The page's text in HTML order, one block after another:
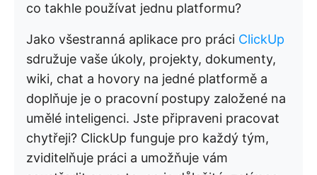
co takhle používat jednu platformu?
Jako všestranná aplikace pro práci ClickUp
sdružuje vaše úkoly, projekty, dokumenty,
wiki, chat a hovory na jedné platformě a
doplňuje je o pracovní postupy založené na
umělé inteligenci. Jste připraveni pracovat
chytřeji? ClickUp funguje pro každý tým,
zviditelňuje práci a umožňuje vám